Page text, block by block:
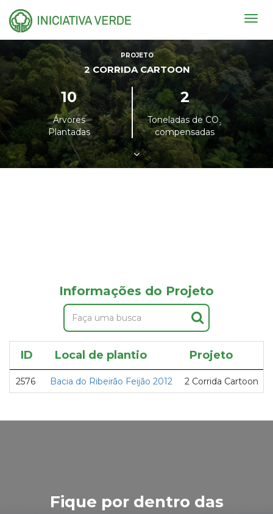
PROJETO
2 CORRIDA CARTOON
10
Árvores
Plantadas
2
Toneladas de CO²
compensadas
Informações do Projeto
ID Local de plantio Projeto
2576 Bacia do Ribeirão Feijão 2012 2 Corrida Cartoon
Fique por dentro das